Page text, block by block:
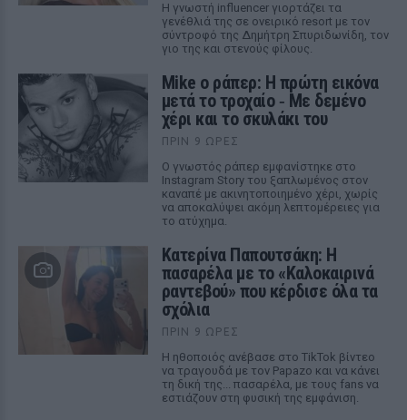
Η γνωστή influencer γιορτάζει τα
γενέθλιά της σε ονειρικό resort με τον
σύντροφό της Δημήτρη Σπυριδωνίδη, τον
γιο της και στενούς φίλους.
Mike ο ράπερ: Η πρώτη εικόνα
μετά το τροχαίο ‑ Με δεμένο
χέρι και το σκυλάκι του
ΠΡΙΝ 9 ΏΡΕΣ
Ο γνωστός ράπερ εμφανίστηκε στο
Instagram Story του ξαπλωμένος στον
καναπέ με ακινητοποιημένο χέρι, χωρίς
να αποκαλύψει ακόμη λεπτομέρειες για
το ατύχημα.
Κατερίνα Παπουτσάκη: Η
πασαρέλα με το «Καλοκαιρινά
ραντεβού» που κέρδισε όλα τα
σχόλια
ΠΡΙΝ 9 ΏΡΕΣ
Η ηθοποιός ανέβασε στο TikTok βίντεο
να τραγουδά με τον Papazo και να κάνει
τη δική της... πασαρέλα, με τους fans να
εστιάζουν στη φυσική της εμφάνιση.